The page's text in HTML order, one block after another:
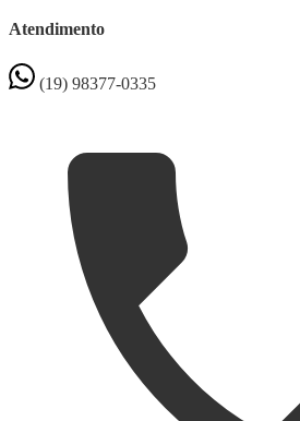
Atendimento
(19) 98377-0335